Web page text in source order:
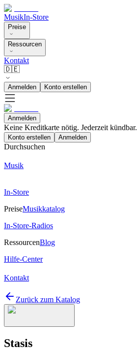
MusikIn-Store
Preise
Ressourcen
Kontakt
🇩🇪
Anmelden Konto erstellen
Anmelden
Keine Kreditkarte nötig. Jederzeit kündbar.
Konto erstellen Anmelden
Durchsuchen
Musik
In-Store
PreiseMusikkatalog
In-Store-Radios
RessourcenBlog
Hilfe-Center
Kontakt
Zurück zum Katalog
Stasis